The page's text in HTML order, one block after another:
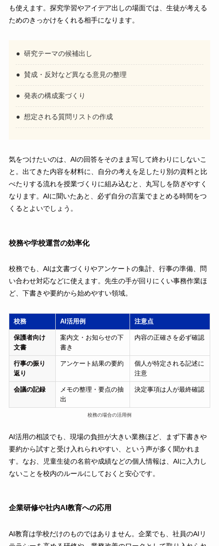
も使えます。探究学習やアイデア出しの場面では、生徒が考える
ためのきっかけをくれる相手になります。
研究テーマの候補出し
賛成・反対など異なる意見の整理
発表の構成案づくり
想定される質問リストの作成
気をつけたいのは、AIの回答をそのまま写して終わりにしないこ
と。出てきた内容を材料に、自分の考えを足したり別の資料と比
べたりする流れを授業づくりに組み込むと、丸写しを防ぎやすく
なります。AIに聞いたあと、必ず自分の言葉でまとめる時間をつ
くるとよいでしょう。
校務や学校運営の効率化
校務でも、AIは文書づくりやアンケートの集計、行事の準備、問
い合わせ対応などに使えます。先生の手が回りにくい事務作業ほ
ど、下書きや要約から始めやすい領域。
校務 AI活用例 注意点
保護者向け
文書
案内文・お知らせの下
書き
内容の正確さを必ず確認
行事の振り
返り
アンケート結果の要約
個人が特定される記述に
注意
会議の記録
メモの整理・要点の抽
出
決定事項は人が最終確認
校務の場合の活用例
AI活用の相談でも、現場の負担が大きい業務ほど、まず下書きや
要約から試すと受け入れられやすい、という声が多く聞かれま
す。なお、児童生徒の名前や成績などの個人情報は、AIに入力し
ないことを校内のルールにしておくと安心です。
企業研修や社内AI教育への応用
AI教育は学校だけのものではありません。企業でも、社員のAIリ